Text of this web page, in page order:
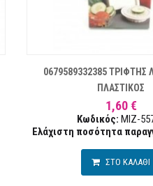
0679589332385 ΤΡΙΦΤΗΣ
ΠΛΑΣΤΙΚΟΣ
1,60 €
Κωδικός: MIZ-
Ελάχιστη ποσότητα
ΣΤΟ ΚΑΛΑΘΙ